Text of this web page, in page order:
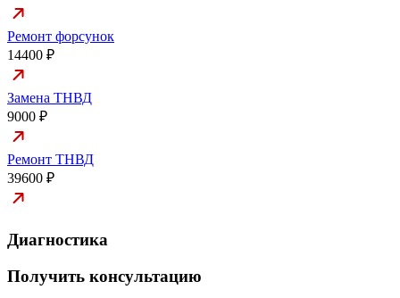
Ремонт форсунок
14400 ₽
Замена ТНВД
9000 ₽
Ремонт ТНВД
39600 ₽
Диагностика
Получить консультацию